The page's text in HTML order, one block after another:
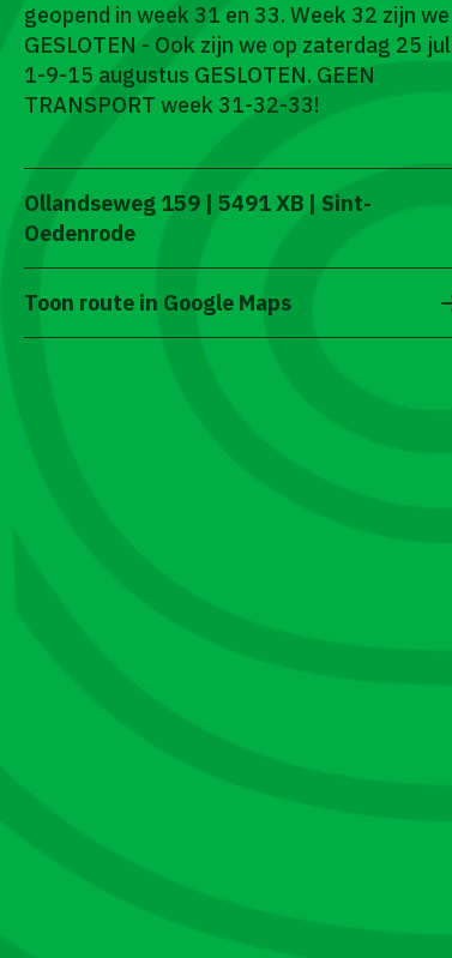
geopend in week 31 en 33. Week 32 zijn we
GESLOTEN - Ook zijn we op zaterdag 25
1-9-15 augustus GESLOTEN. GEEN
TRANSPORT week 31-32-33!
Ollandseweg 159 | 5491 XB | Sint-
Oedenrode
Toon route in Google Maps